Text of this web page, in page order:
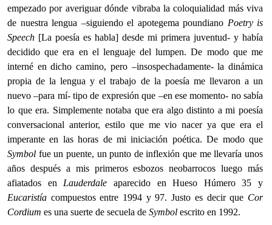
empezado por averiguar dónde vibraba la coloquialidad más viva
de nuestra lengua –siguiendo el apotegema poundiano Poetry is
Speech [La poesía es habla] desde mi primera juventud- y había
decidido que era en el lenguaje del lumpen. De modo que me
interné en dicho camino, pero –insospechadamente- la dinámica
propia de la lengua y el trabajo de la poesía me llevaron a un
nuevo –para mí- tipo de expresión que –en ese momento- no sabía
lo que era. Simplemente notaba que era algo distinto a mi poesía
conversacional anterior, estilo que me vio nacer ya que era el
imperante en las horas de mi iniciación poética. De modo que
Symbol fue un puente, un punto de inflexión que me llevaría unos
años después a mis primeros esbozos neobarrocos luego más
afiatados en Lauderdale aparecido en Hueso Húmero 35 y
Eucaristía compuestos entre 1994 y 97. Justo es decir que Cor
Cordium es una suerte de secuela de Symbol escrito en 1992.